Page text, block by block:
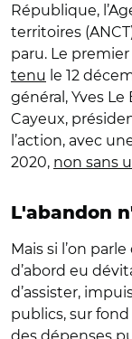
République,
territoires
paru. Le premier
tenu le 12
général, Yves
Cayeux,
l’action, avec
2020, non sans
L'abandon
Mais si l’on
d’abord eu
d’assister,
publics, sur
des dépenses